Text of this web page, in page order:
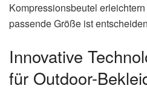
Kompressionsbeutel
passende Größe ist
Innovative
für Outdoor-